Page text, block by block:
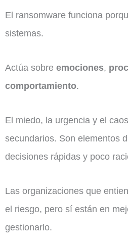
El ransomware funciona
sistemas.
Actúa sobre emociones,
comportamiento.
El miedo, la urgencia y el
secundarios. Son elementos
decisiones rápidas y poco
Las organizaciones que
el riesgo, pero sí están en
gestionarlo.